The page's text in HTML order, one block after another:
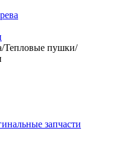
/Тепловые пушки/